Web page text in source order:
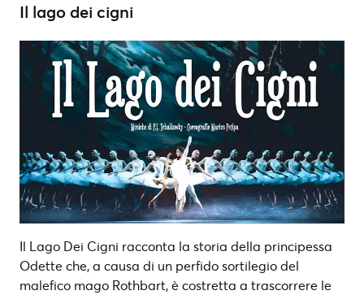
Il lago dei cigni
Il Lago Dei Cigni racconta la storia della principessa
Odette che, a causa di un perfido sortilegio del
malefico mago Rothbart, è costretta a trascorrere le